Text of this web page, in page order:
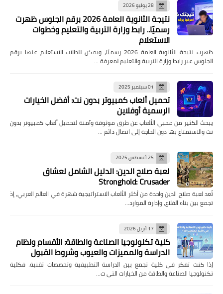
28 يوليو 2026
نتيجة الثانوية العامة 2026 برقم الجلوس ظهرت
رسميًا.. رابط وزارة التربية والتعليم وخطوات
الاستعلام
ظهرت نتيجة الثانوية العامة 2026 رسميًا، ويمكن للطلاب الاستعلام عنها برقم
الجلوس عبر رابط وزارة التربية والتعليم لمعرفة …
01 سبتمبر 2025
تحميل ألعاب كمبيوتر بدون نت: أفضل الخيارات
الرسمية أوفلاين
يبحث الكثير من محبي الألعاب عن طرق موثوقة وآمنة لتحميل ألعاب كمبيوتر بدون
نت والاستمتاع بها دون الحاجة إلى اتصال دائم …
25 أغسطس 2025
لعبة صلاح الدين: الدليل الشامل لعشاق
Stronghold: Crusader
تُعد لعبة صلاح الدين واحدة من أكثر الألعاب الاستراتيجية شهرة في العالم العربي، إذ
تجمع بين بناء القلاع، وإدارة الموارد…
17 أبريل 2026
كلية تكنولوجيا الصناعة والطاقة: الأقسام ونظام
الدراسة والمميزات والعيوب وشروط القبول
إذا كنت تفكر في كلية تجمع بين الدراسة التطبيقية وتخصصات تقنية، فكلية
تكنولوجيا الصناعة والطاقة من الخيارات التي ت…